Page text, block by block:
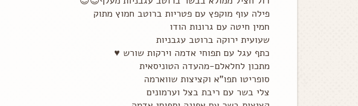
פילה עוף מוקפץ עם פטריות ברוטב חמוץ מתוק
חמין חיטה עם גרונות הודו
שעועית ירוקה ברוטב עגבניות
כתף עגל עם תפוחי אדמה וירקות שורש ♥️
מתכון לחלאלם-מהעדה הטוניסאית
סופריטו תפו"א וקציצות שווארמה
צלי בשר עם ריבת בצל וערמונים